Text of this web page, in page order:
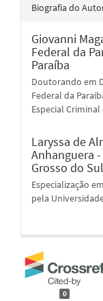
Biografia do
Giovanni
Federal da
Paraíba
Doutorando em
Federal da
Especial
Laryssa de
Anhanguera
Grosso do Sul
Especialização
pela
0